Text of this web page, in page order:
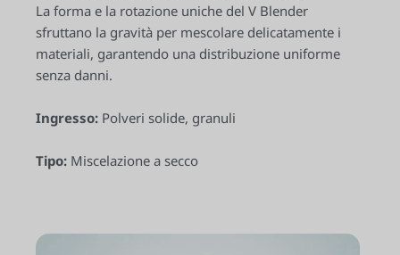
La forma e la rotazione uniche del V Blender
sfruttano la gravità per mescolare delicatamente i
materiali, garantendo una distribuzione uniforme
senza danni.
Ingresso: Polveri solide, granuli
Tipo: Miscelazione a secco